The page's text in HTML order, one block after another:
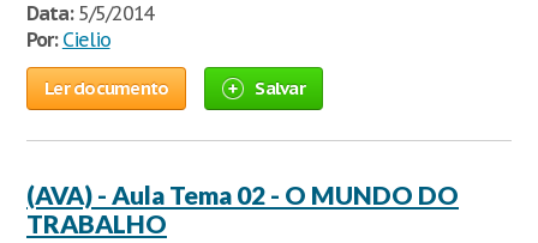
Data:5/5/2014
Por: Cielio
Ler documento Salvar
(AVA) - Aula Tema 02 - O MUNDO DO
TRABALHO